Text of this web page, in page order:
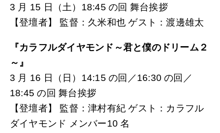
3 月 15 日（土）18:45 の回 舞台挨拶
【登壇者】 監督：久米和也 ゲスト：渡邊雄太
『カラフルダイヤモンド～君と僕のドリーム２
～』
3 月 16 日（日）14:15 の回／16:30 の回／
18:45 の回 舞台挨拶
【登壇者】 監督：津村有紀 ゲスト：カラフル
ダイヤモンド メンバー10 名